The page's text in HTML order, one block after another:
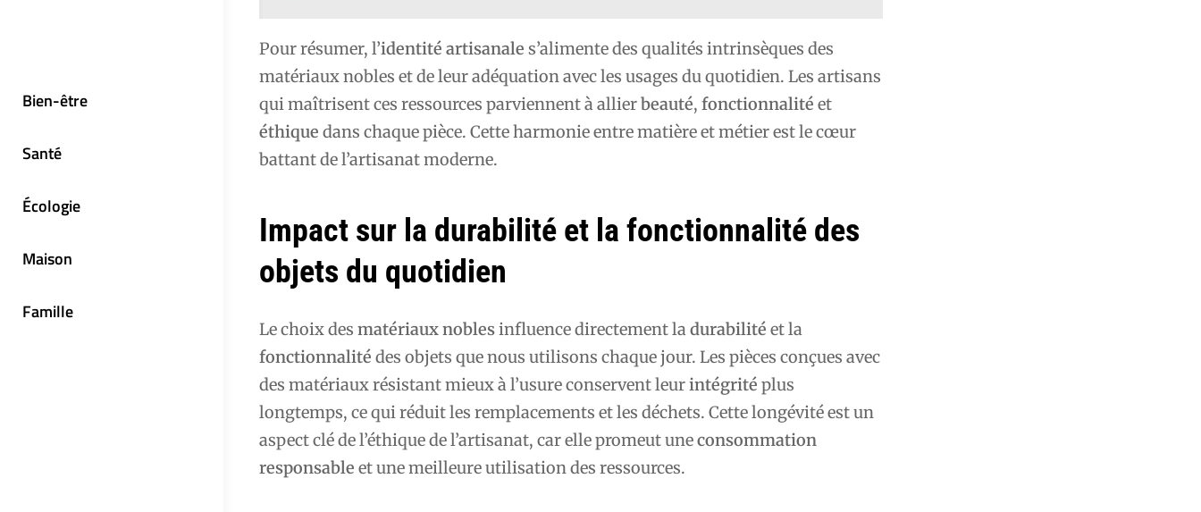
Bien-être
Santé
Écologie
Maison
Famille
Pour résumer, l’identité artisanale s’alimente des qualités intrinsèques des
matériaux nobles et de leur adéquation avec les usages du quotidien. Les artisans
qui maîtrisent ces ressources parviennent à allierbeauté, fonctionnalité et
éthique dans chaque pièce. Cette harmonie entre matière et métier est le cœur
battant de l’artisanat moderne.
Impact sur la durabilité et la fonctionnalité des
objets du quotidien
Le choix des matériaux noblesinfluence directement ladurabilité et la
fonctionnalité des objets que nous utilisons chaque jour. Les pièces conçues avec
des matériaux résistant mieux à l’usure conservent leurintégrité plus
longtemps, ce qui réduit les remplacements et les déchets. Cette longévité est un
aspect clé de l’éthique de l’artisanat, car elle promeut uneconsommation
responsable et une meilleure utilisation des ressources.